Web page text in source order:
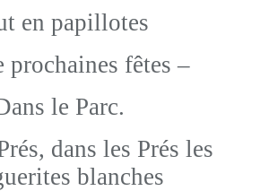
en papillotes
prochaines fêtes –
le Parc.
dans les Prés les
blanches